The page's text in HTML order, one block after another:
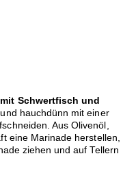
Schwertfisch und
hauchdünn mit einer
Aus Olivenöl,
eine Marinade herstellen,
ziehen und auf Tellern